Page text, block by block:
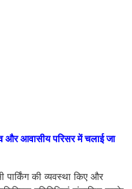
और आवासीय परिसर में चलाई जा
पार्किंग की व्यवस्था किए और